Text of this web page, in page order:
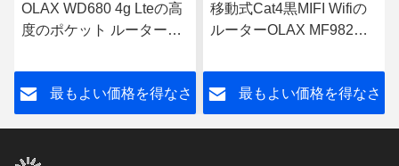
OLAX WD680 4g Lteの高
度のポケット ルーターの
装置OEM
最もよい価格を得なさ
移動式Cat4黒MIFI Wifiの
ルーターOLAX MF982携
最もよい価格を得なさ